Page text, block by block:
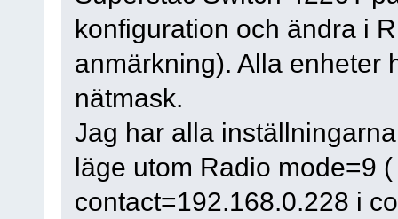
konfiguration och ändra i
anmärkning). Alla enheter
nätmask.
Jag har alla
läge utom Radio mode=9
contact=192.168.0.228 i